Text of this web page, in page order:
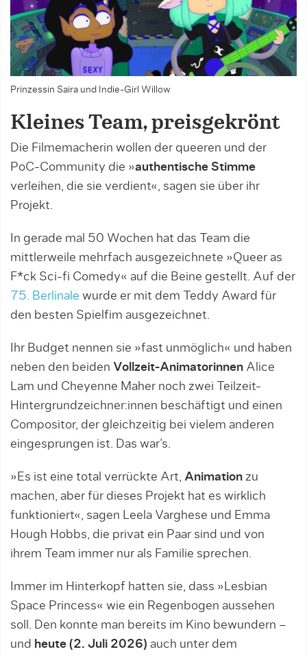
Prinzessin Saira und Indie-Girl Willow
Kleines Team, preisgekrönt
Die Filmemacherin wollen der queeren und der
PoC-Community die »authentische Stimme
verleihen, die sie verdient«, sagen sie über ihr
Projekt.
In gerade mal 50 Wochen hat das Team die
mittlerweile mehrfach ausgezeichnete »Queer as
F*ck Sci-fi Comedy« auf die Beine gestellt. Auf der
75. Berlinale wurde er mit dem Teddy Award für
den besten Spielfim ausgezeichnet.
Ihr Budget nennen sie »fast unmöglich« und haben
neben den beiden Vollzeit-Animatorinnen Alice
Lam und Cheyenne Maher noch zwei Teilzeit-
Hintergrundzeichner:innen beschäftigt und einen
Compositor, der gleichzeitig bei vielem anderen
eingesprungen ist. Das war’s.
»Es ist eine total verrückte Art, Animation zu
machen, aber für dieses Projekt hat es wirklich
funktioniert«, sagen Leela Varghese und Emma
Hough Hobbs, die privat ein Paar sind und von
ihrem Team immer nur als Familie sprechen.
Immer im Hinterkopf hatten sie, dass »Lesbian
Space Princess« wie ein Regenbogen aussehen
soll. Den konnte man bereits im Kino bewundern –
und heute (2. Juli 2026) auch unter dem